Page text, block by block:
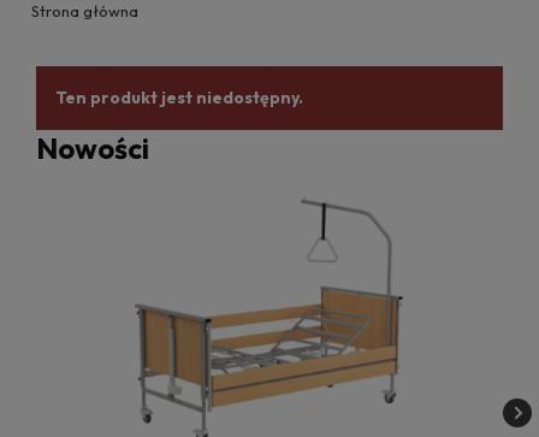
Strona główna
Ten produkt jest niedostępny.
Nowości